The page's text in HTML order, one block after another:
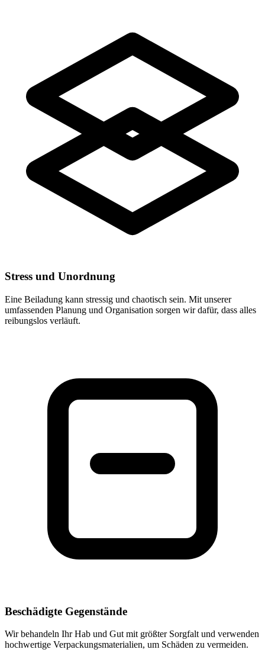
Stress und Unordnung
Eine Beiladung kann stressig und chaotisch sein. Mit unserer
umfassenden Planung und Organisation sorgen wir dafür, dass alles
reibungslos verläuft.
Beschädigte Gegenstände
Wir behandeln Ihr Hab und Gut mit größter Sorgfalt und verwenden
hochwertige Verpackungsmaterialien, um Schäden zu vermeiden.